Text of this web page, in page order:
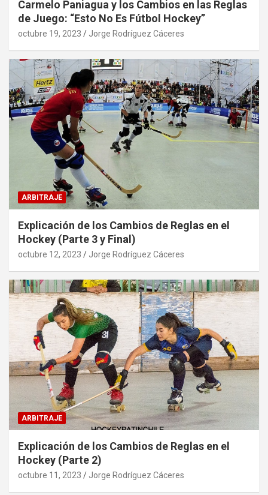
Carmelo Paniagua y los Cambios en las Reglas
de Juego: “Esto No Es Fútbol Hockey”
octubre 19, 2023 Jorge Rodríguez Cáceres
ARBITRAJE
Explicación de los Cambios de Reglas en el
Hockey (Parte 3 y Final)
octubre 12, 2023 Jorge Rodríguez Cáceres
ARBITRAJE
Explicación de los Cambios de Reglas en el
Hockey (Parte 2)
octubre 11, 2023 Jorge Rodríguez Cáceres